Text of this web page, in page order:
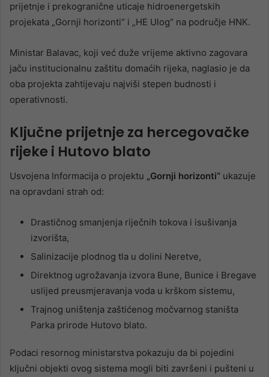
prijetnje i prekogranične uticaje hidroenergetskih
projekata „Gornji horizonti“ i „HE Ulog“ na područje HNK.
Ministar Balavac, koji već duže vrijeme aktivno zagovara
jaču institucionalnu zaštitu domaćih rijeka, naglasio je da
oba projekta zahtijevaju najviši stepen budnosti i
operativnosti.
Ključne prijetnje za hercegovačke
rijeke i Hutovo blato
Usvojena Informacija o projektu „Gornji horizonti“ ukazuje
na opravdani strah od:
Drastičnog smanjenja riječnih tokova i isušivanja
izvorišta,
Salinizacije plodnog tla u dolini Neretve,
Direktnog ugrožavanja izvora Bune, Bunice i Bregave
uslijed preusmjeravanja voda u krškom sistemu,
Trajnog uništenja zaštićenog močvarnog staništa
Parka prirode Hutovo blato.
Podaci resornog ministarstva pokazuju da bi pojedini
ključni objekti ovog sistema mogli biti završeni i pušteni u